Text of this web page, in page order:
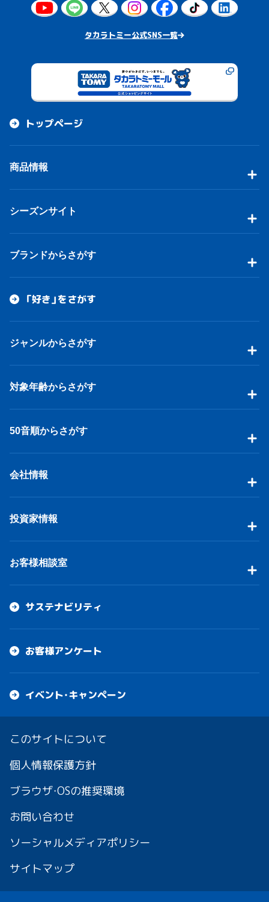
タカラトミー公式SNS一覧
トップページ
商品情報
シーズンサイト
ブランドからさがす
「好き」をさがす
ジャンルからさがす
対象年齢からさがす
50音順からさがす
会社情報
投資家情報
お客様相談室
サステナビリティ
お客様アンケート
イベント・キャンペーン
このサイトについて
個人情報保護方針
ブラウザ・OSの推奨環境
お問い合わせ
ソーシャルメディアポリシー
サイトマップ